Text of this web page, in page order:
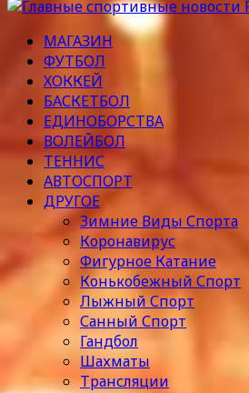
МАГАЗИН
ФУТБОЛ
ХОККЕЙ
БАСКЕТБОЛ
ЕДИНОБОРСТВА
ВОЛЕЙБОЛ
ТЕННИС
АВТОСПОРТ
ДРУГОЕ
Зимние Виды Спорта
Коронавирус
Фигурное Катание
Конькобежный Спорт
Лыжный Спорт
Санный Спорт
Гандбол
Шахматы
Трансляции